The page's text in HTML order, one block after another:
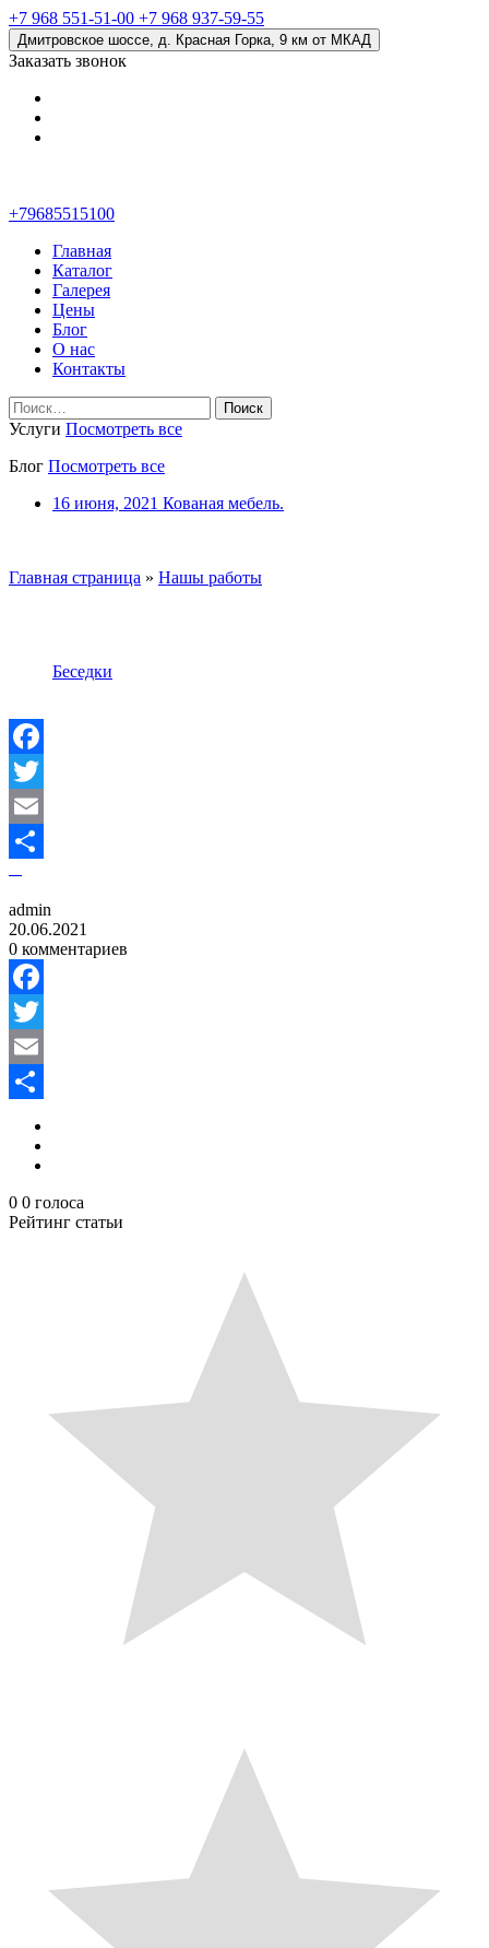
+7 968 551-51-00 +7 968 937-59-55
Дмитровское шоссе, д. Красная Горка, 9 км от МКАД
Заказать звонок
+79685515100
Главная
Каталог
Галерея
Цены
Блог
О нас
Контакты
Найти:
Услуги Посмотреть все
Блог Посмотреть все
16 июня, 2021 Кованая мебель.
Главная страница » Нашы работы
Беседки
Facebook
Twitter
Email
Отправить
admin
20.06.2021
0 комментариев
Facebook
Twitter
Email
0 0 голоса
Рейтинг статьи